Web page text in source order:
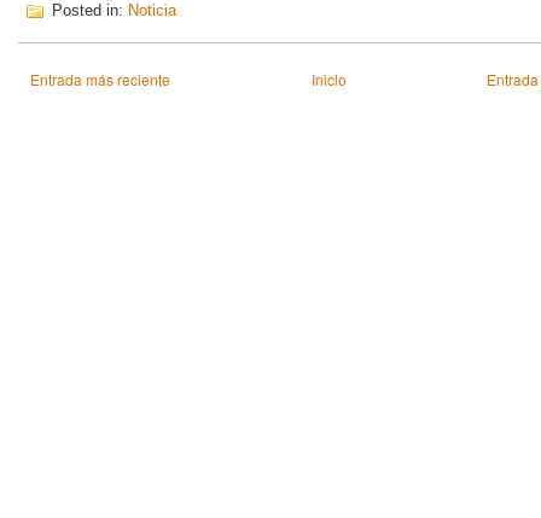
Posted in: Noticia
Entrada más reciente Inicio